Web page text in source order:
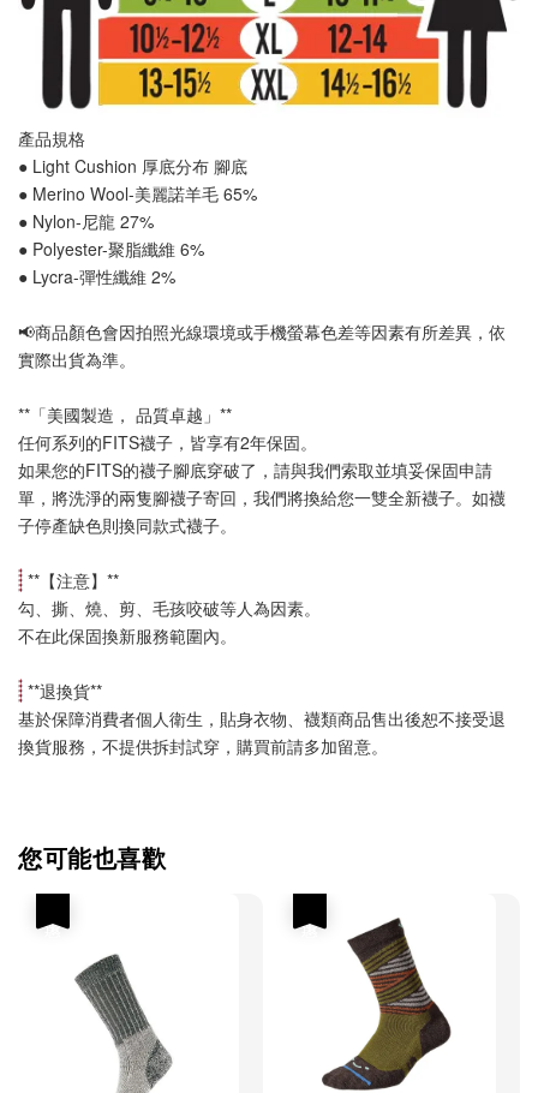
產品規格
● Light Cushion 厚底分布 腳底
● Merino Wool-美麗諾羊毛 65%
● Nylon-尼龍 27%
● Polyester-聚脂纖維 6%
● Lycra-彈性纖維 2%
📢商品顏色會因拍照光線環境或手機螢幕色差等因素有所差異，依
實際出貨為準。
**「美國製造， 品質卓越」**
任何系列的FITS襪子，皆享有2年保固。
如果您的FITS的襪子腳底穿破了，請與我們索取並填妥保固申請
單，將洗淨的兩隻腳襪子寄回，我們將換給您一雙全新襪子。如襪
子停產缺色則換同款式襪子。
**【注意】**
勾、撕、燒、剪、毛孩咬破等人為因素。
不在此保固換新服務範圍內。
**退換貨**
基於保障消費者個人衛生，貼身衣物、襪類商品售出後恕不接受退
換貨服務，不提供拆封試穿，購買前請多加留意。
您可能也喜歡